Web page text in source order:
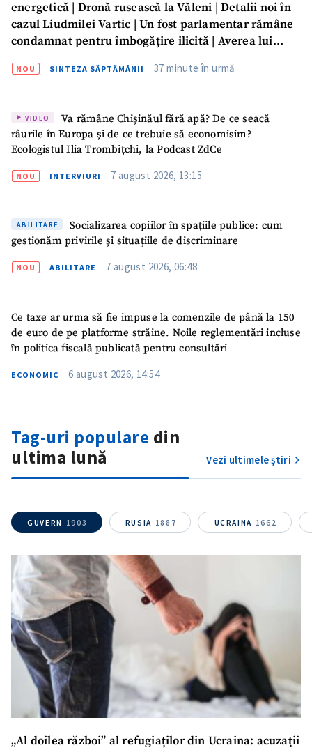
energetică | Dronă rusească la Văleni | Detalii noi în
cazul Liudmilei Vartic | Un fost parlamentar rămâne
condamnat pentru îmbogățire ilicită | Averea lui
GARDĂ
NOU SINTEZA SĂPTĂMÂNII 37 minute în urmă
VIDEO
Va rămâne Chișinăul fără apă? De ce seacă
râurile în Europa și de ce trebuie să economisim?
Ecologistul Ilia Trombițchi, la Podcast ZdCe
NOU INTERVIURI 7 august 2026, 13:15
ABILITARE
Socializarea copiilor în spațiile publice: cum
gestionăm privirile și situațiile de discriminare
NOU ABILITARE 7 august 2026, 06:48
Ce taxe ar urma să fie impuse la comenzile de până la 150
de euro de pe platforme străine. Noile reglementări incluse
în politica fiscală publicată pentru consultări
ECONOMIC 6 august 2026, 14:54
Tag-uri populare din
ultima lună
Vezi ultimele știri
GUVERN 1903 RUSIA 1887 UCRAINA 1662
„Al doilea război” al refugiaților din Ucraina: acuzații
ȘTIREA MEA
Titlu știre
Link media
+ Link media
CONTACT SURSĂ
Sursă anonimă
Email+ Emailul meu
Telefon
+ Telefon personal
confidențialitate.